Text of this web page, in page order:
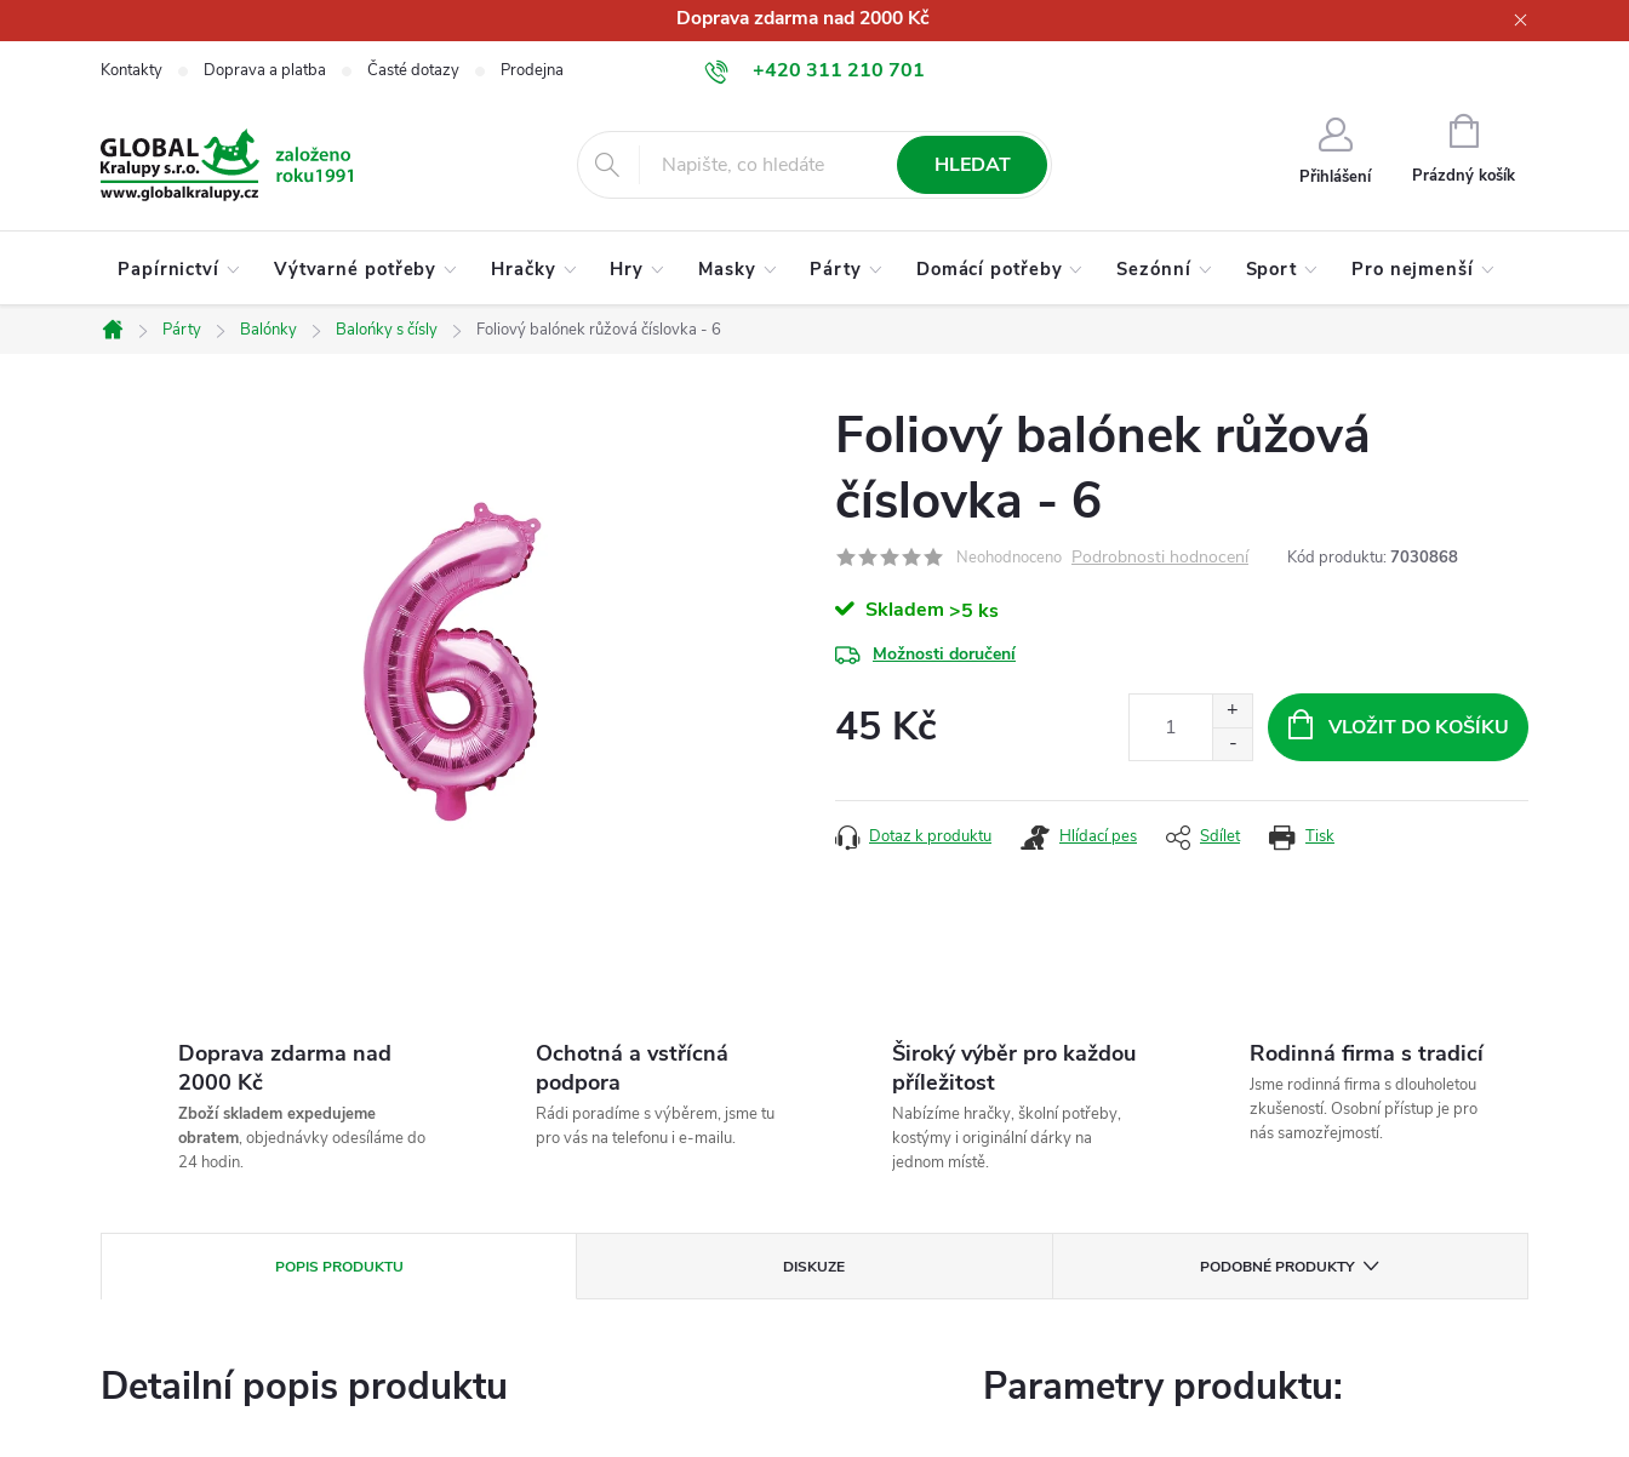
na
Doprava zdarma nad 2000 Kč
+420 311 210 701
info@globalkralupy.cz
Kontakty Doprava a platba Časté dotazy Prodejna Obchodní podmínky Podmínky ochrany osobních údajů
HLEDAT Přihlášení
NÁKUPNÍ
KOŠÍK
Prázdný košík
Papírnictví Výtvarné potřeby Hračky Hry Masky Párty Domácí potřeby Sezónní Sport Pro nejmenší
Domů
Párty Balónky Balońky s čísly Foliový balónek růžová číslovka - 6
Foliový balónek růžová
číslovka - 6
Neohodnoceno Podrobnosti hodnocení Kód produktu: 7030868
Skladem >5 ks
Možnosti doručení
45 Kč VLOŽIT DO KOŠÍKU
Tisk
Dotaz k produktu Hlídací pes Sdílet
Doprava zdarma nad
2000 Kč
Zboží skladem expedujeme
obratem, objednávky odesíláme do
24 hodin.
Ochotná a vstřícná
podpora
Rádi poradíme s výběrem, jsme tu
pro vás na telefonu i e-mailu.
Široký výběr pro každou
příležitost
Nabízíme hračky, školní potřeby,
kostýmy i originální dárky na
jednom místě.
Rodinná firma s tradicí
Jsme rodinná firma s dlouholetou
zkušeností. Osobní přístup je pro
nás samozřejmostí.
POPIS PRODUKTU DISKUZE PODOBNÉ PRODUKTY
Detailní popis produktu Parametry produktu: